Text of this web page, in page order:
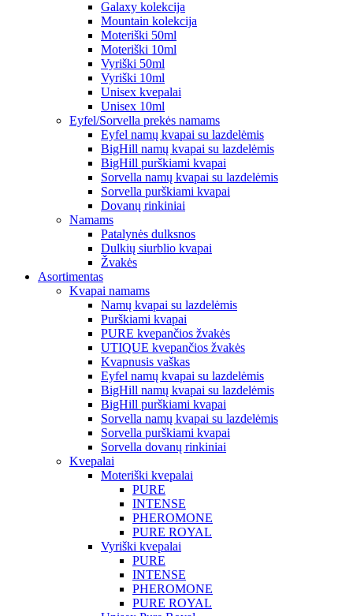
Galaxy kolekcija
Mountain kolekcija
Moteriški 50ml
Moteriški 10ml
Vyriški 50ml
Vyriški 10ml
Unisex kvepalai
Unisex 10ml
Eyfel/Sorvella prekės namams
Eyfel namų kvapai su lazdelėmis
BigHill namų kvapai su lazdelėmis
BigHill purškiami kvapai
Sorvella namų kvapai su lazdelėmis
Sorvella purškiami kvapai
Dovanų rinkiniai
Namams
Patalynės dulksnos
Dulkių siurblio kvapai
Žvakės
Asortimentas
Kvapai namams
Namų kvapai su lazdelėmis
Purškiami kvapai
PURE kvepančios žvakės
UTIQUE kvepančios žvakės
Kvapnusis vaškas
Eyfel namų kvapai su lazdelėmis
BigHill namų kvapai su lazdelėmis
BigHill purškiami kvapai
Sorvella namų kvapai su lazdelėmis
Sorvella purškiami kvapai
Sorvella dovanų rinkiniai
Kvepalai
Moteriški kvepalai
PURE
INTENSE
PHEROMONE
PURE ROYAL
Vyriški kvepalai
PURE
INTENSE
PHEROMONE
PURE ROYAL